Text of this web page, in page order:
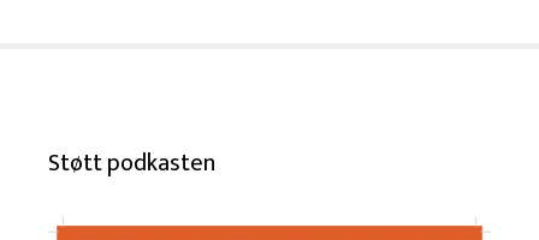
Støtt podkasten